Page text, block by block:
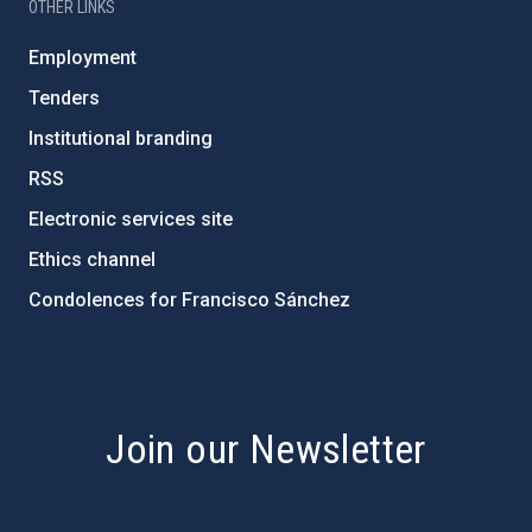
OTHER LINKS
Employment
Tenders
Institutional branding
RSS
Electronic services site
Ethics channel
Condolences for Francisco Sánchez
Join our Newsletter